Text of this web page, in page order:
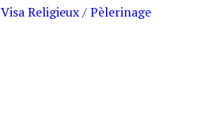
Visa Religieux / Pèlerinage